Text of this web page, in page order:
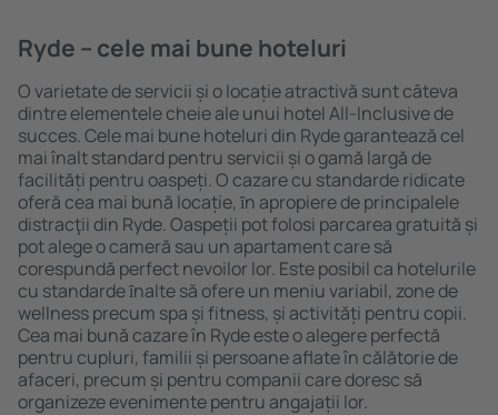
Ryde – cele mai bune hoteluri
O varietate de servicii și o locație atractivă sunt câteva
dintre elementele cheie ale unui hotel All-Inclusive de
succes. Cele mai bune hoteluri din Ryde garantează cel
mai înalt standard pentru servicii și o gamă largă de
facilități pentru oaspeți. O cazare cu standarde ridicate
oferă cea mai bună locație, ȋn apropiere de principalele
distracţii din Ryde. Oaspeții pot folosi parcarea gratuită și
pot alege o cameră sau un apartament care să
corespundă perfect nevoilor lor. Este posibil ca hotelurile
cu standarde ȋnalte să ofere un meniu variabil, zone de
wellness precum spa și fitness, și activități pentru copii.
Cea mai bună cazare în Ryde este o alegere perfectă
pentru cupluri, familii și persoane aflate în călătorie de
afaceri, precum și pentru companii care doresc să
organizeze evenimente pentru angajații lor.